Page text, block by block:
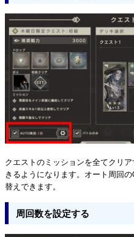
クエストのミッションを全てクリ
きるようになります。オート周回
替えできます。
周回数を設定する